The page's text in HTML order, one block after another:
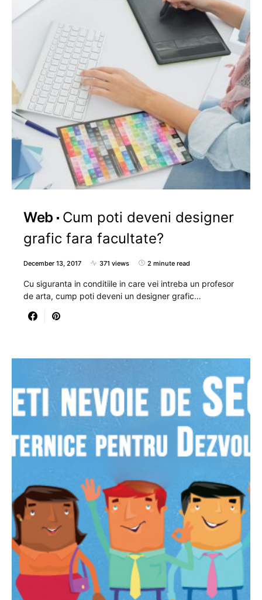
Web
Cum poti deveni designer
grafic fara facultate?
December 13, 2017 371 views 2 minute read
Cu siguranta in conditiile in care vei intreba un profesor
de arta, cump poti deveni un designer grafic…